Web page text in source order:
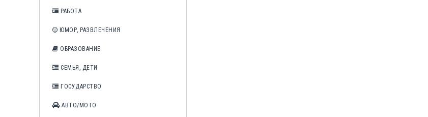
РАБОТА
ЮМОР, РАЗВЛЕЧЕНИЯ
ОБРАЗОВАНИЕ
СЕМЬЯ, ДЕТИ
ГОСУДАРСТВО
АВТО/МОТО